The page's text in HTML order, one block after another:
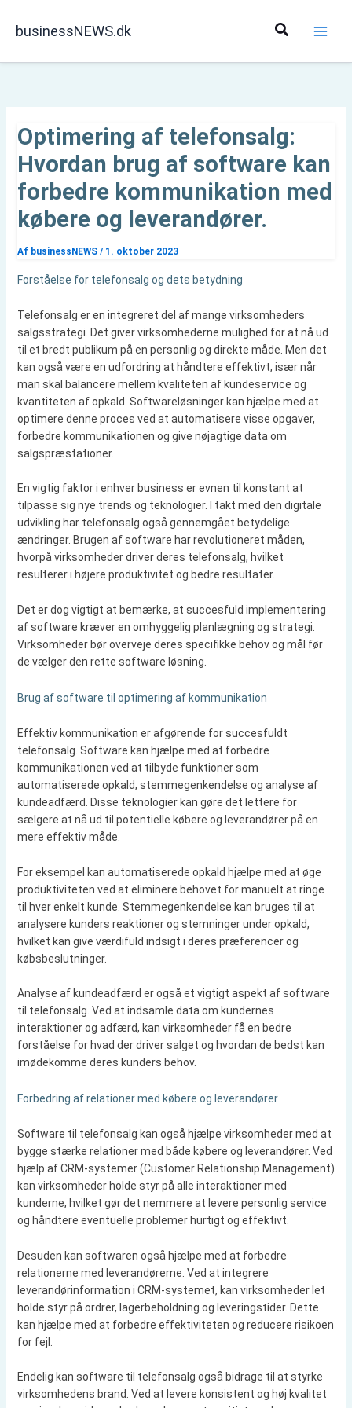
businessNEWS.dk Søg
Optimering af telefonsalg:
Hvordan brug af software kan
forbedre kommunikation med
købere og leverandører.
Af businessNEWS / 1. oktober 2023
Forståelse for telefonsalg og dets betydning
Telefonsalg er en integreret del af mange virksomheders
salgsstrategi. Det giver virksomhederne mulighed for at nå ud
til et bredt publikum på en personlig og direkte måde. Men det
kan også være en udfordring at håndtere effektivt, især når
man skal balancere mellem kvaliteten af kundeservice og
kvantiteten af opkald. Softwareløsninger kan hjælpe med at
optimere denne proces ved at automatisere visse opgaver,
forbedre kommunikationen og give nøjagtige data om
salgspræstationer.
En vigtig faktor i enhver business er evnen til konstant at
tilpasse sig nye trends og teknologier. I takt med den digitale
udvikling har telefonsalg også gennemgået betydelige
ændringer. Brugen af software har revolutioneret måden,
hvorpå virksomheder driver deres telefonsalg, hvilket
resulterer i højere produktivitet og bedre resultater.
Det er dog vigtigt at bemærke, at succesfuld implementering
af software kræver en omhyggelig planlægning og strategi.
Virksomheder bør overveje deres specifikke behov og mål før
de vælger den rette software løsning.
Brug af software til optimering af kommunikation
Effektiv kommunikation er afgørende for succesfuldt
telefonsalg. Software kan hjælpe med at forbedre
kommunikationen ved at tilbyde funktioner som
automatiserede opkald, stemmegenkendelse og analyse af
kundeadfærd. Disse teknologier kan gøre det lettere for
sælgere at nå ud til potentielle købere og leverandører på en
mere effektiv måde.
For eksempel kan automatiserede opkald hjælpe med at øge
produktiviteten ved at eliminere behovet for manuelt at ringe
til hver enkelt kunde. Stemmegenkendelse kan bruges til at
analysere kunders reaktioner og stemninger under opkald,
hvilket kan give værdifuld indsigt i deres præferencer og
købsbeslutninger.
Analyse af kundeadfærd er også et vigtigt aspekt af software
til telefonsalg. Ved at indsamle data om kundernes
interaktioner og adfærd, kan virksomheder få en bedre
forståelse for hvad der driver salget og hvordan de bedst kan
imødekomme deres kunders behov.
Forbedring af relationer med købere og leverandører
Software til telefonsalg kan også hjælpe virksomheder med at
bygge stærke relationer med både købere og leverandører. Ved
hjælp af CRM-systemer (Customer Relationship Management)
kan virksomheder holde styr på alle interaktioner med
kunderne, hvilket gør det nemmere at levere personlig service
og håndtere eventuelle problemer hurtigt og effektivt.
Desuden kan softwaren også hjælpe med at forbedre
relationerne med leverandørerne. Ved at integrere
leverandørinformation i CRM-systemet, kan virksomheder let
holde styr på ordrer, lagerbeholdning og leveringstider. Dette
kan hjælpe med at forbedre effektiviteten og reducere risikoen
for fejl.
Endelig kan software til telefonsalg også bidrage til at styrke
virksomhedens brand. Ved at levere konsistent og høj kvalitet